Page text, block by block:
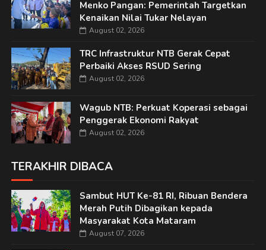
Menko Pangan: Pemerintah Targetkan
Kenaikan Nilai Tukar Nelayan
August 02, 2026
TRC Infrastruktur NTB Gerak Cepat
Perbaiki Akses RSUD Sering
August 02, 2026
Wagub NTB: Perkuat Koperasi sebagai
Penggerak Ekonomi Rakyat
August 02, 2026
TERAKHIR DIBACA
Sambut HUT Ke-81 RI, Ribuan Bendera
Merah Putih Dibagikan kepada
Masyarakat Kota Mataram
August 07, 2026